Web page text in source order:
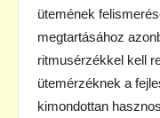
ütemének
megtartásához
ritmusérzékkel kell
ütemérzéknek a
kimondottan